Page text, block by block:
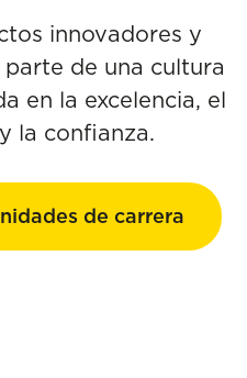
innovadores y
de una cultura
en la excelencia, el
la confianza.
de carrera